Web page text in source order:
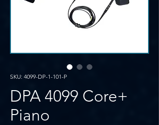
SKU: 4099-DP-1-101-P
DPA 4099 Core+
Piano